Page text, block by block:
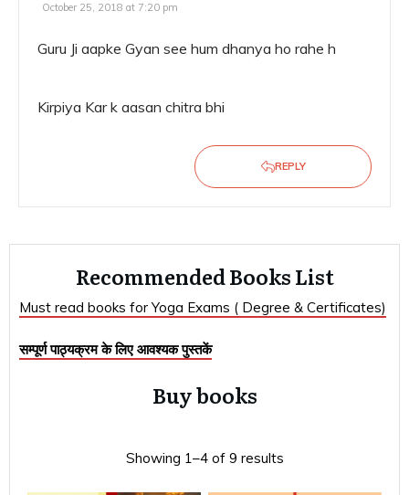
October 25, 2018 at 7:20 pm
Guru Ji aapke Gyan see hum dhanya ho rahe h
Kirpiya Kar k aasan chitra bhi
REPLY
Recommended Books List
Must read books for Yoga Exams ( Degree & Certificates)
सम्पूर्ण पाठ्यक्रम के लिए आवश्यक पुस्तकें
Buy books
Showing 1–4 of 9 results